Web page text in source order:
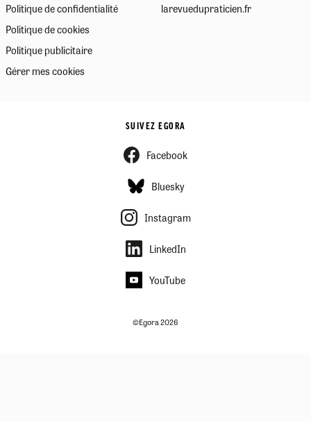
Politique de confidentialité
Politique de cookies
Politique publicitaire
Gérer mes cookies
larevuedupraticien.fr
SUIVEZ EGORA
Facebook
Bluesky
Instagram
LinkedIn
YouTube
©Egora 2026